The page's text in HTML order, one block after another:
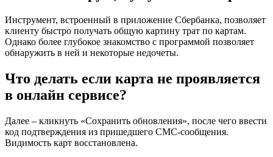
Инструмент, встроенный в приложение Сбербанка, позволяет
клиенту быстро получать общую картину трат по картам.
Однако более глубокое знакомство с программой позволяет
обнаружить в ней и некоторые недочеты.
Что делать если карта не проявляется
в онлайн сервисе?
Далее – кликнуть «Сохранить обновления», после чего ввести
код подтверждения из пришедшего СМС-сообщения.
Видимость карт восстановлена.